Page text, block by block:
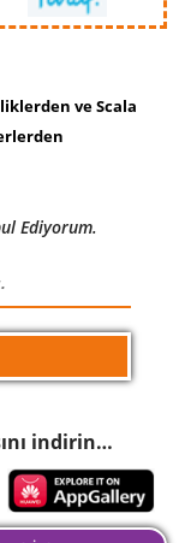
ve Scala
Ediyorum.
indirin…